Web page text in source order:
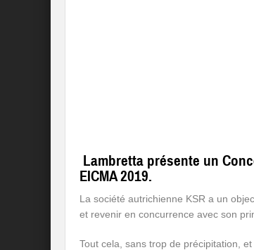
Lambretta présente un
EICMA 2019.
La société autrichienne KSR a un
et revenir en concurrence avec son
Tout cela, sans trop de précipitation,